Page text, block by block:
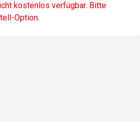
kostenlos verfügbar. Bitte
Option.